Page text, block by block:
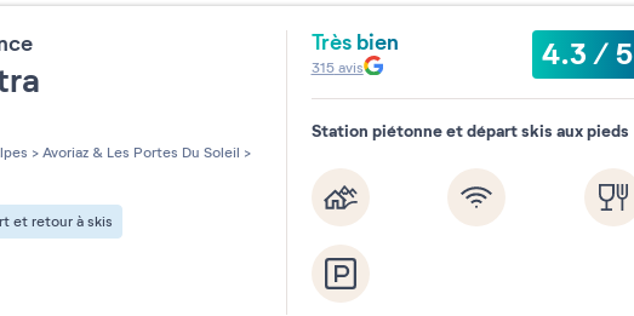
sur 5
> Avoriaz & Les Portes Du Soleil >
et retour à skis
Très bien 4.3/5
315avis
Station piétonne et départ skis aux pieds